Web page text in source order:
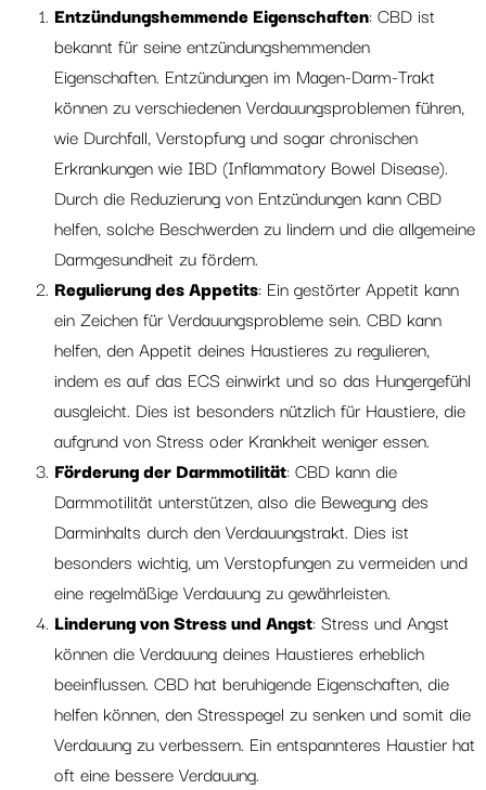
Entzündungshemmende Eigenschaften: CBD ist
bekannt für seine entzündungshemmenden
Eigenschaften. Entzündungen im Magen-Darm-Trakt
können zu verschiedenen Verdauungsproblemen führen,
wie Durchfall, Verstopfung und sogar chronischen
Erkrankungen wie IBD (Inflammatory Bowel Disease).
Durch die Reduzierung von Entzündungen kann CBD
helfen, solche Beschwerden zu lindern und die allgemeine
Darmgesundheit zu fördern.
Regulierung des Appetits: Ein gestörter Appetit kann
ein Zeichen für Verdauungsprobleme sein. CBD kann
helfen, den Appetit deines Haustieres zu regulieren,
indem es auf das ECS einwirkt und so das Hungergefühl
ausgleicht. Dies ist besonders nützlich für Haustiere, die
aufgrund von Stress oder Krankheit weniger essen.
Förderung der Darmmotilität: CBD kann die
Darmmotilität unterstützen, also die Bewegung des
Darminhalts durch den Verdauungstrakt. Dies ist
besonders wichtig, um Verstopfungen zu vermeiden und
eine regelmäßige Verdauung zu gewährleisten.
Linderung von Stress und Angst: Stress und Angst
können die Verdauung deines Haustieres erheblich
beeinflussen. CBD hat beruhigende Eigenschaften, die
helfen können, den Stresspegel zu senken und somit die
Verdauung zu verbessern. Ein entspannteres Haustier hat
oft eine bessere Verdauung.